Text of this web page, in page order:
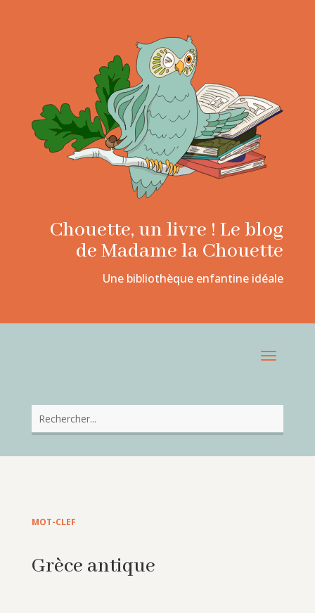
Chouette, un livre ! Le blog
de Madame la Chouette
Une bibliothèque enfantine idéale
MOT-CLEF
Grèce antique